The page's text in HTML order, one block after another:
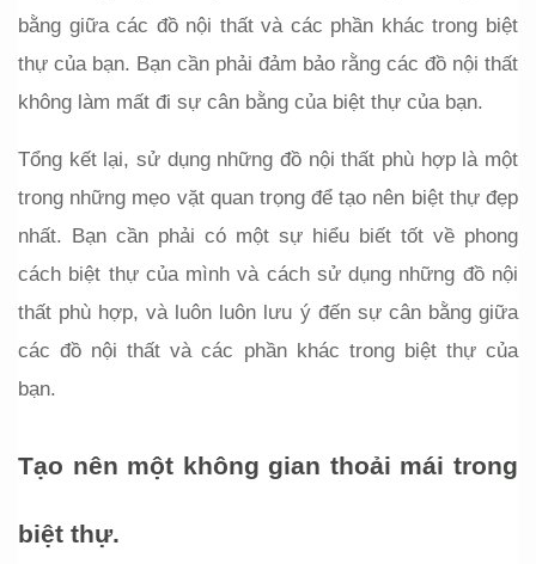
bằng giữa các đồ nội thất và các phần khác trong biệt
thự của bạn. Bạn cần phải đảm bảo rằng các đồ nội thất
không làm mất đi sự cân bằng của biệt thự của bạn.
Tổng kết lại, sử dụng những đồ nội thất phù hợp là một
trong những mẹo vặt quan trọng để tạo nên biệt thự đẹp
nhất. Bạn cần phải có một sự hiểu biết tốt về phong
cách biệt thự của mình và cách sử dụng những đồ nội
thất phù hợp, và luôn luôn lưu ý đến sự cân bằng giữa
các đồ nội thất và các phần khác trong biệt thự của
bạn.
Tạo nên một không gian thoải mái trong
biệt thự.